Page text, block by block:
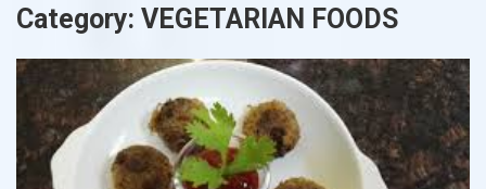
Category: VEGETARIAN FOODS